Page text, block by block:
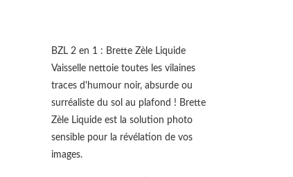
BZL 2 en 1 : Brette Zèle Liquide
Vaisselle nettoie toutes les vilaines
traces d'humour noir, absurde ou
surréaliste du sol au plafond ! Brette
Zèle Liquide est la solution photo
sensible pour la révélation de vos
images.